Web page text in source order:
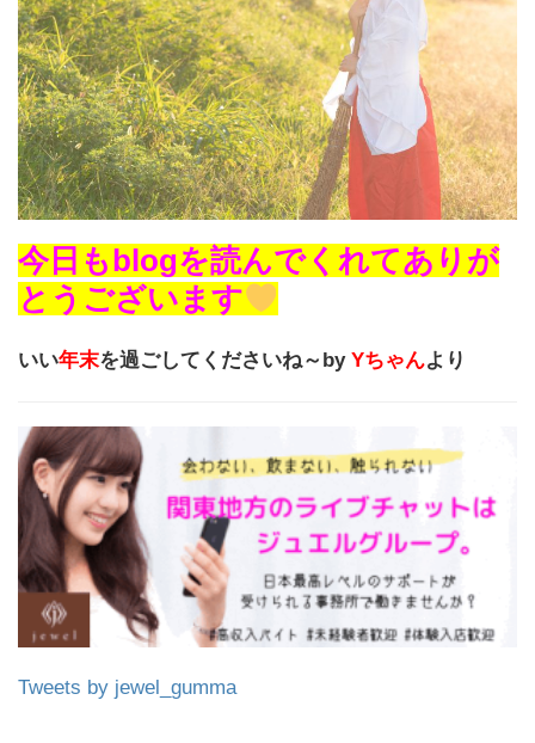
今日もblogを読んでくれてありが
とうございます
いい年末を過ごしてくださいね～by Yちゃんより
Tweets by jewel_gumma